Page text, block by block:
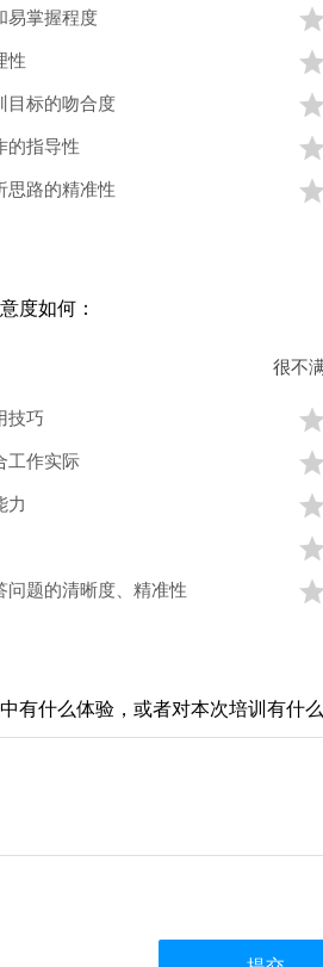
易掌握程度
性
目标的吻合度
的指导性
思路的精准性
度如何：
很不
技巧
工作实际
力
题的清晰度、精准性
有什么体验，或者对本次培训有什